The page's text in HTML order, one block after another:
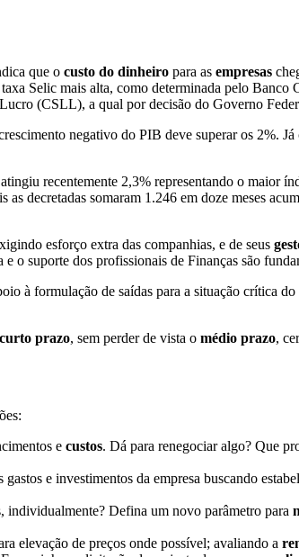
que o custo do dinheiro para as empresas
Selic mais alta, como determinada pelo Banco
(CSLL), a qual por decisão do Governo
negativo do PIB deve superar os 2%.
recentemente 2,3% representando o maior
decretadas somaram 1.246 em doze meses
esforço extra das companhias, e de seus
o suporte dos profissionais de Finanças são
à formulação de saídas para a situação crítica
curto prazo, sem perder de vista o médio prazo,
e custos. Dá para renegociar algo? Que
gastos e investimentos da empresa buscando
individualmente? Defina um novo parâmetro para
elevação de preços onde possível; avaliando a